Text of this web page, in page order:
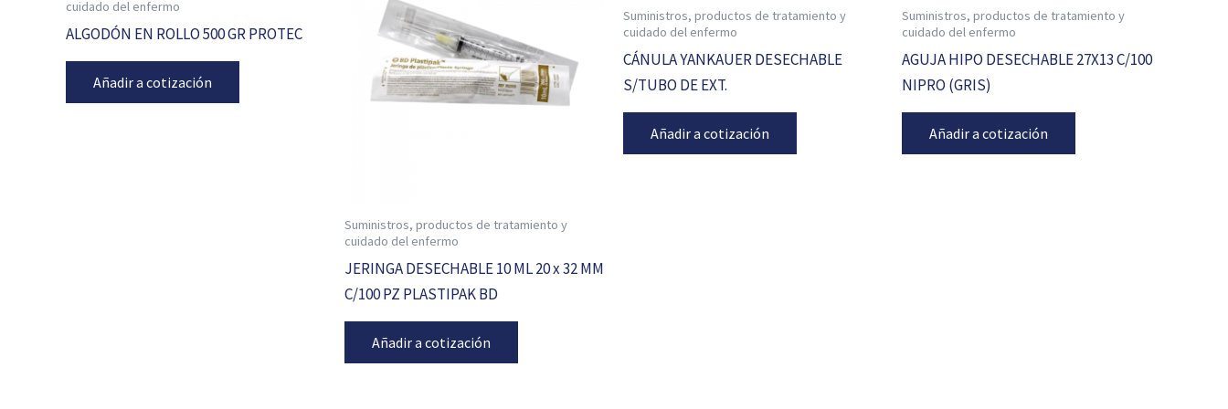
cuidado del enfermo
ALGODÓN EN ROLLO 500 GR PROTEC
Añadir a cotización
Suministros, productos de tratamiento y
cuidado del enfermo
JERINGA DESECHABLE 10 ML 20 x 32 MM
C/100 PZ PLASTIPAK BD
Añadir a cotización
Suministros, productos de tratamiento y
cuidado del enfermo
CÁNULA YANKAUER DESECHABLE
S/TUBO DE EXT.
Añadir a cotización
Suministros, productos de tratamiento y
cuidado del enfermo
AGUJA HIPO DESECHABLE 27X13 C/100
NIPRO (GRIS)
Añadir a cotización